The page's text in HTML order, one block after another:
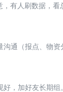
有人刷数据，看
通（报点、物资
，加好友长期组